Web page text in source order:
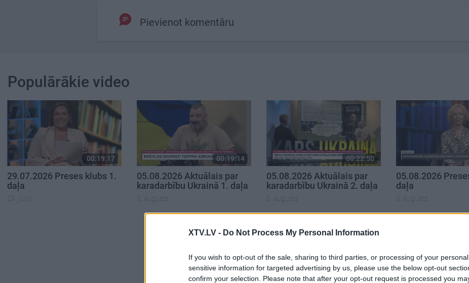
XTV.LV - Do Not Process My Personal Information
If you wish to opt-out of the sale, sharing to third parties, or processing of your
sensitive information for targeted advertising by us, please use the below opt-out
confirm your selection. Please note that after your opt-out request is processed you
Pievienot komentāru
Populārākie video
00:19:17
29.07.2026 Preses klubs 1.
daļa
29. jūlijs
00:19:14
05.08.2026 Aktuālais par
karadarbību Ukrainā 1. daļa
5. augusts
00:22:50
05.08.2026 Aktuālais par
karadarbību Ukrainā 2. daļa
5. augusts
05.08.2026
daļa
5. augusts